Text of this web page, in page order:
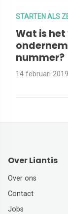
STARTEN ALS
Wat is
nummer?
14 februari 2019
Over Liantis
Over ons
Contact
Jobs